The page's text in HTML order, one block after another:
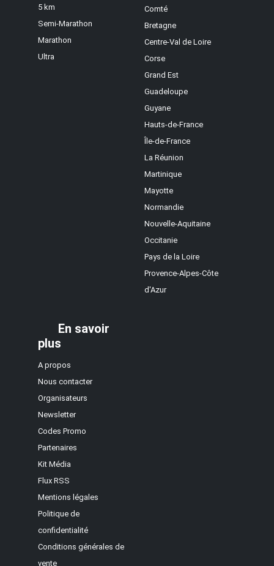
5 km
Semi-Marathon
Marathon
Ultra
Comté
Bretagne
Centre-Val de Loire
Corse
Grand Est
Guadeloupe
Guyane
Hauts-de-France
Île-de-France
La Réunion
Martinique
Mayotte
Normandie
Nouvelle-Aquitaine
Occitanie
Pays de la Loire
Provence-Alpes-Côte
d'Azur
En savoir
plus
A propos
Nous contacter
Organisateurs
Newsletter
Codes Promo
Partenaires
Kit Média
Flux RSS
Mentions légales
Politique de
confidentialité
Conditions générales de
vente